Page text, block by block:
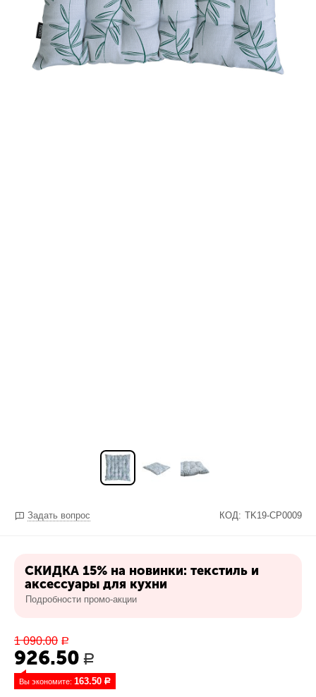
Задать вопрос КОД: TK19-CP0009
СКИДКА 15% на новинки: текстиль и
аксессуары для кухни
Подробности промо-акции
1 090.00 Р
926.50 Р
Вы экономите: 163.50 Р